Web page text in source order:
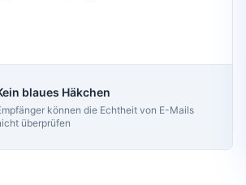
blaues Häkchen
können die Echtheit von E-Mails
überprüfen